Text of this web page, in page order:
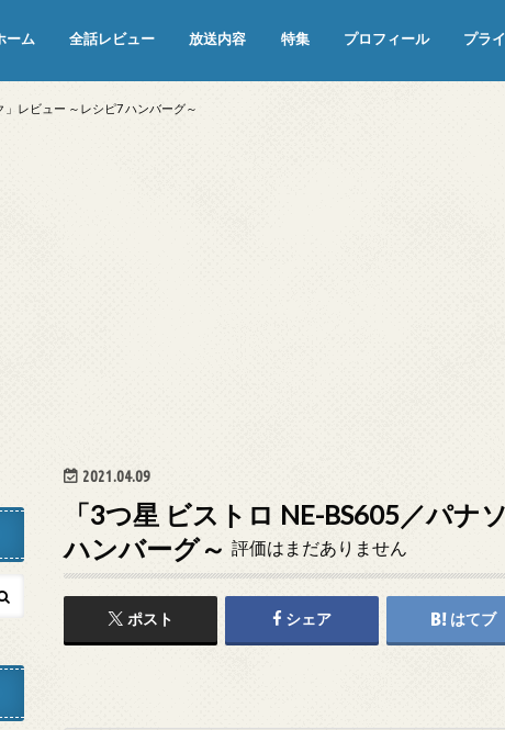
ーム 全話レビュー 放送内容 特集 プロフィール プラ
」レビュー ～レシピ7 ハンバーグ～
2021.04.09
「3つ星 ビストロ NE-BS605／パ
ハンバーグ～ 評価はまだありません
ポスト シェア はてブ